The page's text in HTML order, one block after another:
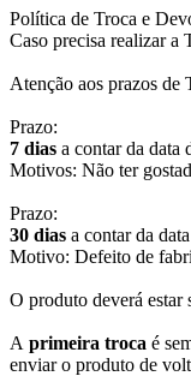
Política de Troca e
Caso precisa realizar
Atenção aos prazos de
Prazo:
7 dias a contar da data
Motivos: Não ter
Prazo:
30 dias a contar da
Motivo: Defeito de
O produto deverá estar
A primeira troca é
enviar o produto de